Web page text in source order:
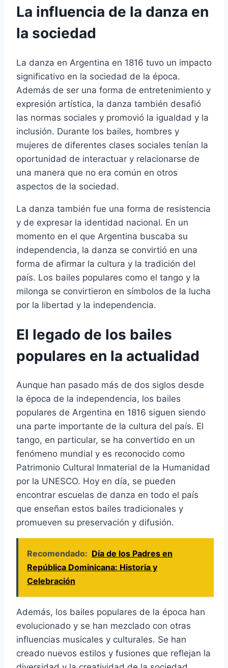
La influencia de la danza en
la sociedad
La danza en Argentina en 1816 tuvo un impacto
significativo en la sociedad de la época.
Además de ser una forma de entretenimiento y
expresión artística, la danza también desafió
las normas sociales y promovió la igualdad y la
inclusión. Durante los bailes, hombres y
mujeres de diferentes clases sociales tenían la
oportunidad de interactuar y relacionarse de
una manera que no era común en otros
aspectos de la sociedad.
La danza también fue una forma de resistencia
y de expresar la identidad nacional. En un
momento en el que Argentina buscaba su
independencia, la danza se convirtió en una
forma de afirmar la cultura y la tradición del
país. Los bailes populares como el tango y la
milonga se convirtieron en símbolos de la lucha
por la libertad y la independencia.
El legado de los bailes
populares en la actualidad
Aunque han pasado más de dos siglos desde
la época de la independencia, los bailes
populares de Argentina en 1816 siguen siendo
una parte importante de la cultura del país. El
tango, en particular, se ha convertido en un
fenómeno mundial y es reconocido como
Patrimonio Cultural Inmaterial de la Humanidad
por la UNESCO. Hoy en día, se pueden
encontrar escuelas de danza en todo el país
que enseñan estos bailes tradicionales y
promueven su preservación y difusión.
Recomendado: Día de los Padres en
República Dominicana: Historia y
Celebración
Además, los bailes populares de la época han
evolucionado y se han mezclado con otras
influencias musicales y culturales. Se han
creado nuevos estilos y fusiones que reflejan la